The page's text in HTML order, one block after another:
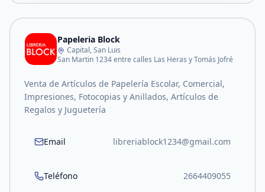
Papeleria Block
Capital, San Luis
San Martin 1234 entre calles Las Heras y Tomás Jofré
Venta de Artículos de Papelería Escolar, Comercial,
Impresiones, Fotocopias y Anillados, Artículos de
Regalos y Juguetería
Email libreriablock1234@gmail.com
Teléfono 2664409055